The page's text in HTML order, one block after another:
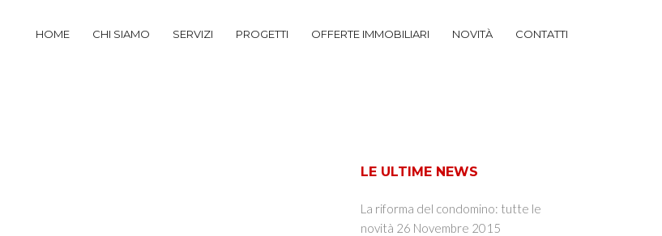
HOME CHI SIAMO SERVIZI PROGETTI OFFERTE IMMOBILIARI NOVITÀ CONTATTI
LE ULTIME NEWS
La riforma del condomino: tutte le
novità 26 Novembre 2015